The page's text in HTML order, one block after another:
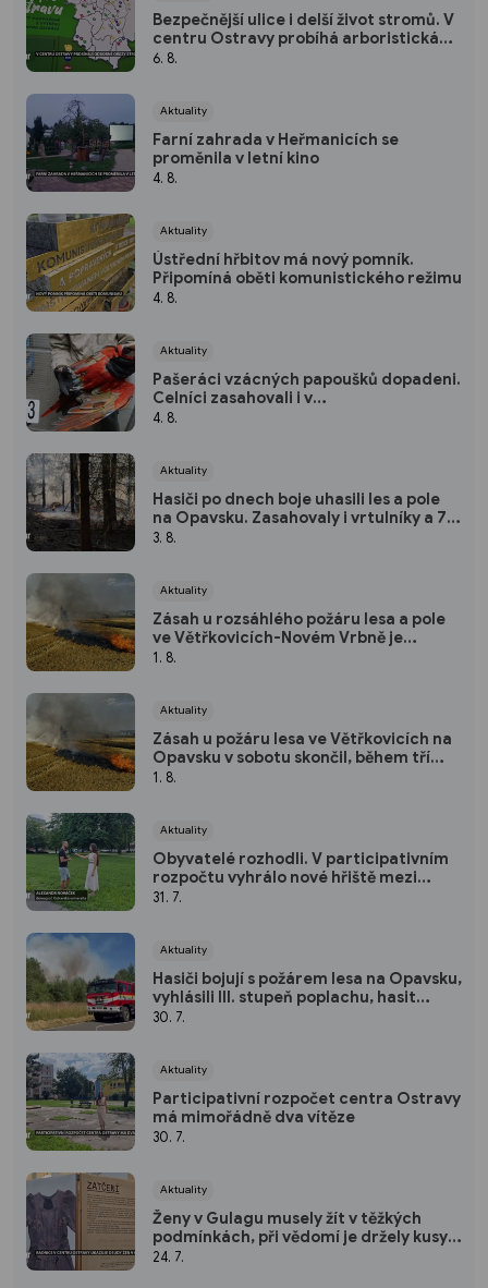
Bezpečnější ulice i delší život stromů. V
centru Ostravy probíhá arboristická
péče
6. 8.
Aktuality
Farní zahrada v Heřmanicích se
proměnila v letní kino
4. 8.
Aktuality
Ústřední hřbitov má nový pomník.
Připomíná oběti komunistického režimu
4. 8.
Aktuality
Pašeráci vzácných papoušků dopadeni.
Celníci zasahovali i v
Moravskoslezském kraji
4. 8.
Aktuality
Hasiči po dnech boje uhasili les a pole
na Opavsku. Zasahovaly i vrtulníky a 74
jednotek
3. 8.
Aktuality
Zásah u rozsáhlého požáru lesa a pole
ve Větřkovicích-Novém Vrbně je
ukončen
1. 8.
Aktuality
Zásah u požáru lesa ve Větřkovicích na
Opavsku v sobotu skončil, během tří
dnů se hasiči pětkrát střídali
1. 8.
Aktuality
Obyvatelé rozhodli. V participativním
rozpočtu vyhrálo nové hřiště mezi
ulicemi Poděbradova a 30. dubna
31. 7.
Aktuality
Hasiči bojují s požárem lesa na Opavsku,
vyhlásili III. stupeň poplachu, hasit
budou i v průběhu noci
30. 7.
Aktuality
Participativní rozpočet centra Ostravy
má mimořádně dva vítěze
30. 7.
Aktuality
Ženy v Gulagu musely žít v těžkých
podmínkách, při vědomí je držely kusy
látek. Výstava na radnici ukazuje jejich
24. 7.